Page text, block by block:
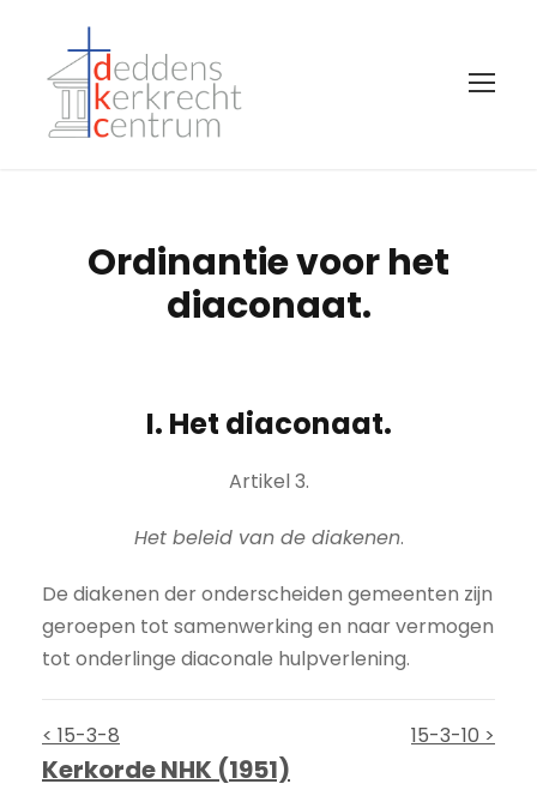
Ordinantie voor het
diaconaat.
I. Het diaconaat.
Artikel 3.
Het beleid van de diakenen.
De diakenen der onderscheiden gemeenten zijn
geroepen tot samenwerking en naar vermogen
tot onderlinge diaconale hulpverlening.
< 15-3-8 15-3-10 >
Kerkorde NHK (1951)